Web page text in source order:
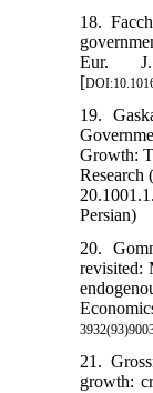
18.
Eur.
[
19.
Growth:
Research
Persian)
20.
revisited:
21.
growth: